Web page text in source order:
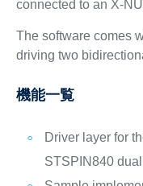
connected to an X-
The software comes
driving two
機能一覧
Driver layer for
STSPIN840